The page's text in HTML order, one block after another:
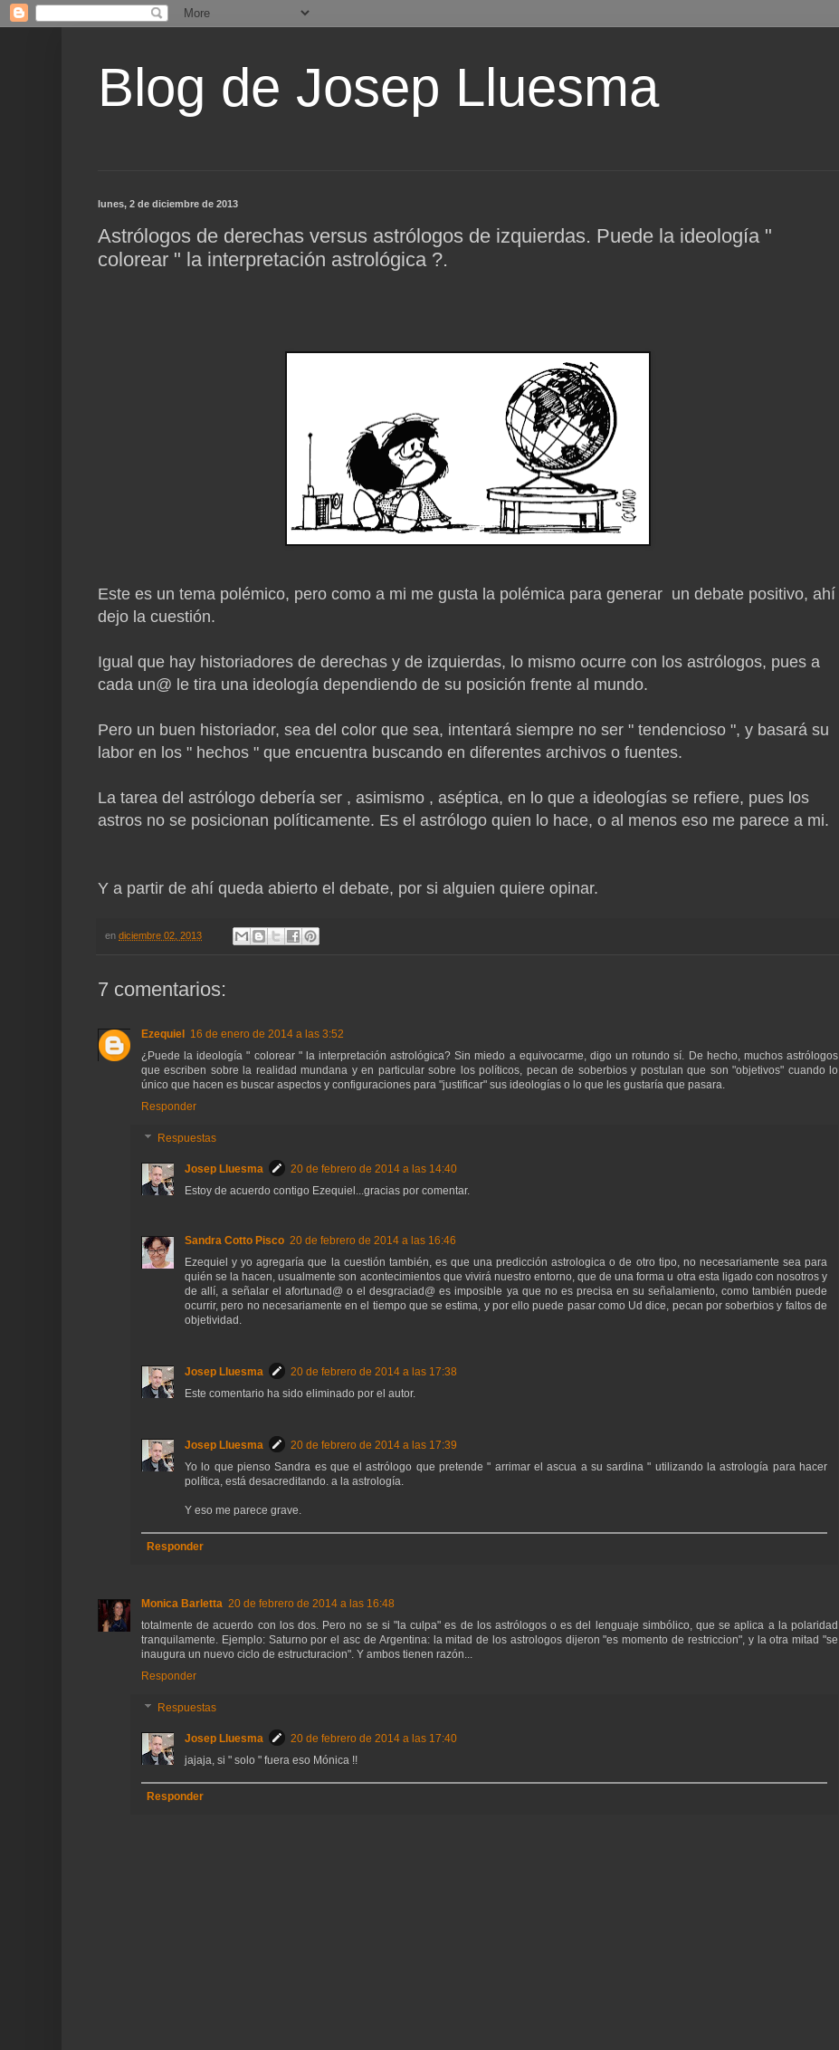
Blog de Josep Lluesma
lunes, 2 de diciembre de 2013
Astrólogos de derechas versus astrólogos de izquierdas. Puede la ideología "
colorear " la interpretación astrológica ?.
Este es un tema polémico, pero como a mi me gusta la polémica para generar un debate positivo, ahí
dejo la cuestión.
Igual que hay historiadores de derechas y de izquierdas, lo mismo ocurre con los astrólogos, pues a
cada un@ le tira una ideología dependiendo de su posición frente al mundo.
Pero un buen historiador, sea del color que sea, intentará siempre no ser " tendencioso ", y basará su
labor en los " hechos " que encuentra buscando en diferentes archivos o fuentes.
La tarea del astrólogo debería ser , asimismo , aséptica, en lo que a ideologías se refiere, pues los
astros no se posicionan políticamente. Es el astrólogo quien lo hace, o al menos eso me parece a mi.
Y a partir de ahí queda abierto el debate, por si alguien quiere opinar.
en diciembre 02, 2013
7 comentarios:
Ezequiel
16 de enero de 2014 a las 3:52
¿Puede la ideología " colorear " la interpretación astrológica? Sin miedo a equivocarme, digo un rotundo sí. De hecho, muchos astrólogos
que escriben sobre la realidad mundana y en particular sobre los políticos, pecan de soberbios y postulan que son "objetivos" cuando lo
único que hacen es buscar aspectos y configuraciones para "justificar" sus ideologías o lo que les gustaría que pasara.
Responder
Respuestas
Josep Lluesma
20 de febrero de 2014 a las 14:40
Estoy de acuerdo contigo Ezequiel...gracias por comentar.
Sandra Cotto Pisco 20 de febrero de 2014 a las 16:46
Ezequiel y yo agregaría que la cuestión también, es que una predicción astrologica o de otro tipo, no necesariamente sea para
quién se la hacen, usualmente son acontecimientos que vivirá nuestro entorno, que de una forma u otra esta ligado con nosotros y
de allí, a señalar el afortunad@ o el desgraciad@ es imposible ya que no es precisa en su señalamiento, como también puede
ocurrir, pero no necesariamente en el tiempo que se estima, y por ello puede pasar como Ud dice, pecan por soberbios y faltos de
objetividad.
Josep Lluesma
20 de febrero de 2014 a las 17:38
Este comentario ha sido eliminado por el autor.
Josep Lluesma
20 de febrero de 2014 a las 17:39
Yo lo que pienso Sandra es que el astrólogo que pretende " arrimar el ascua a su sardina " utilizando la astrología para hacer
política, está desacreditando. a la astrología.
Y eso me parece grave.
Responder
Monica Barletta 20 de febrero de 2014 a las 16:48
totalmente de acuerdo con los dos. Pero no se si "la culpa" es de los astrólogos o es del lenguaje simbólico, que se aplica a la polaridad
tranquilamente. Ejemplo: Saturno por el asc de Argentina: la mitad de los astrologos dijeron "es momento de restriccion", y la otra mitad "se
inaugura un nuevo ciclo de estructuracion". Y ambos tienen razón...
Responder
Respuestas
Josep Lluesma
20 de febrero de 2014 a las 17:40
jajaja, si " solo " fuera eso Mónica !!
Responder